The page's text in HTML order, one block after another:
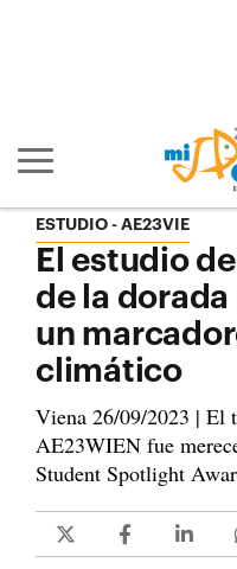
Mostrar/ocultar
ESTUDIO AE23VIE
El estudio
de la
un
climático
Viena 26/09/2023 | El
AE23WIEN fue
Student Spotlight